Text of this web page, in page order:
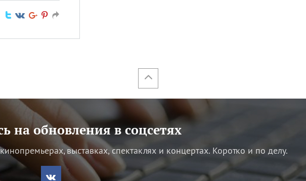
на обновления в соцсетях
выставках, спектаклях и концертах. Коротко и по делу.